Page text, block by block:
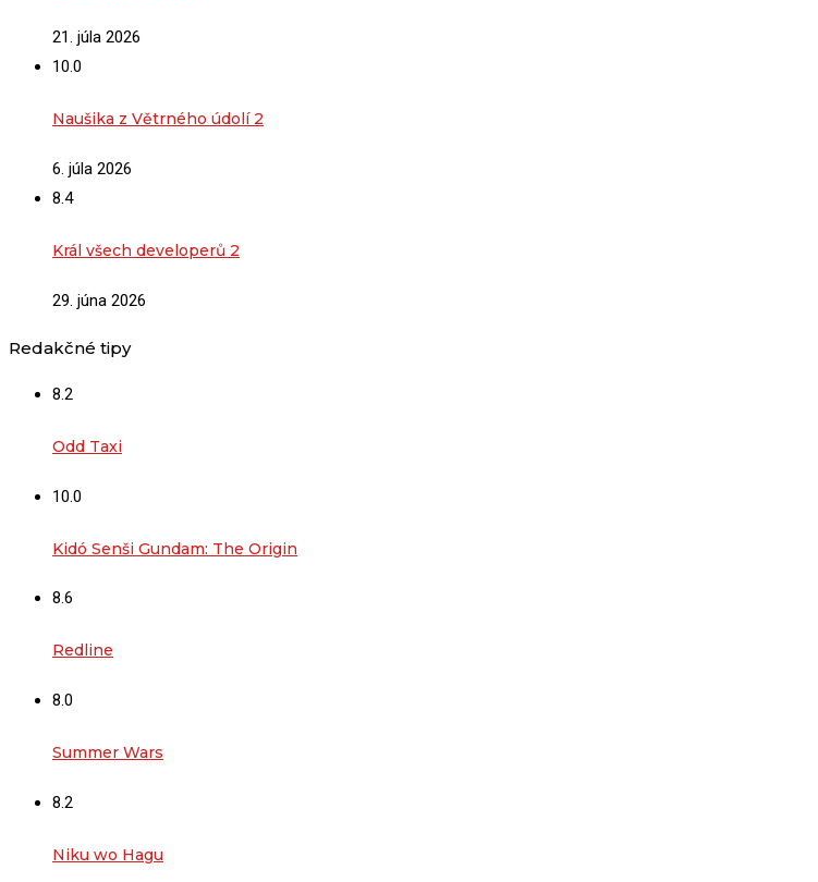
21. júla 2026
10.0
Naušika z Větrného údolí 2
6. júla 2026
8.4
Král všech developerů 2
29. júna 2026
Redakčné tipy
8.2
Odd Taxi
10.0
Kidó Senši Gundam: The Origin
8.6
Redline
8.0
Summer Wars
8.2
Niku wo Hagu